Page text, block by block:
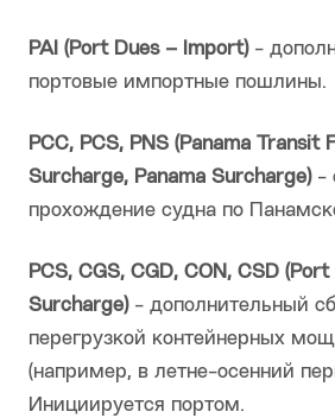
PAI (Port Dues – Import)-
портовые импортные пошлины.
PCC, PCS, PNS (Panama Transit
Surcharge, Panama Surcharge)-
прохождение судна по
PCS, CGS, CGD, CON, CSD
Surcharge)- дополнительный
перегрузкой контейнерных
(например, в летне-осенний
Инициируется портом.